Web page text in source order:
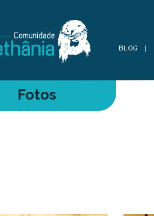
BLOG
Fotos